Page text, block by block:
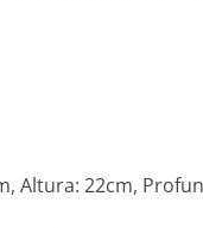
Altura: 22cm,